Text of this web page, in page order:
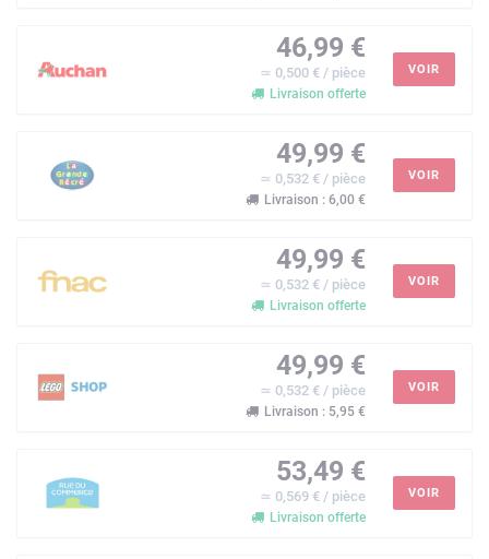
46,99 €
≃ 0,500 € / pièce
Livraison offerte
VOIR
49,99 €
≃ 0,532 € / pièce
Livraison : 6,00 €
VOIR
49,99 €
≃ 0,532 € / pièce
Livraison offerte
VOIR
49,99 €
≃ 0,532 € / pièce
Livraison : 5,95 €
VOIR
53,49 €
≃ 0,569 € / pièce
Livraison offerte
VOIR